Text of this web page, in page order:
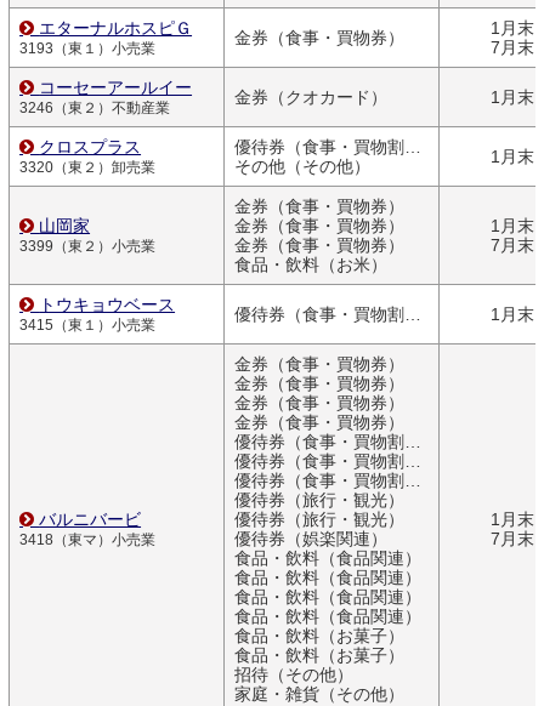
エターナルホスピＧ
3193（東１）小売業
金券（食事・買物券）
1月末
7月末
コーセーアールイー
3246（東２）不動産業
金券（クオカード） 1月末
クロスプラス
3320（東２）卸売業
優待券（食事・買物割引券）
その他（その他）
1月末
山岡家
3399（東２）小売業
金券（食事・買物券）
金券（食事・買物券）
金券（食事・買物券）
食品・飲料（お米）
1月末
7月末
トウキョウベース
3415（東１）小売業
優待券（食事・買物割引券） 1月末
バルニバービ
3418（東マ）小売業
金券（食事・買物券）
金券（食事・買物券）
金券（食事・買物券）
金券（食事・買物券）
優待券（食事・買物割引券）
優待券（食事・買物割引券）
優待券（食事・買物割引券）
優待券（旅行・観光）
優待券（旅行・観光）
優待券（娯楽関連）
食品・飲料（食品関連）
食品・飲料（食品関連）
食品・飲料（食品関連）
食品・飲料（食品関連）
食品・飲料（お菓子）
食品・飲料（お菓子）
招待（その他）
家庭・雑貨（その他）
1月末
7月末